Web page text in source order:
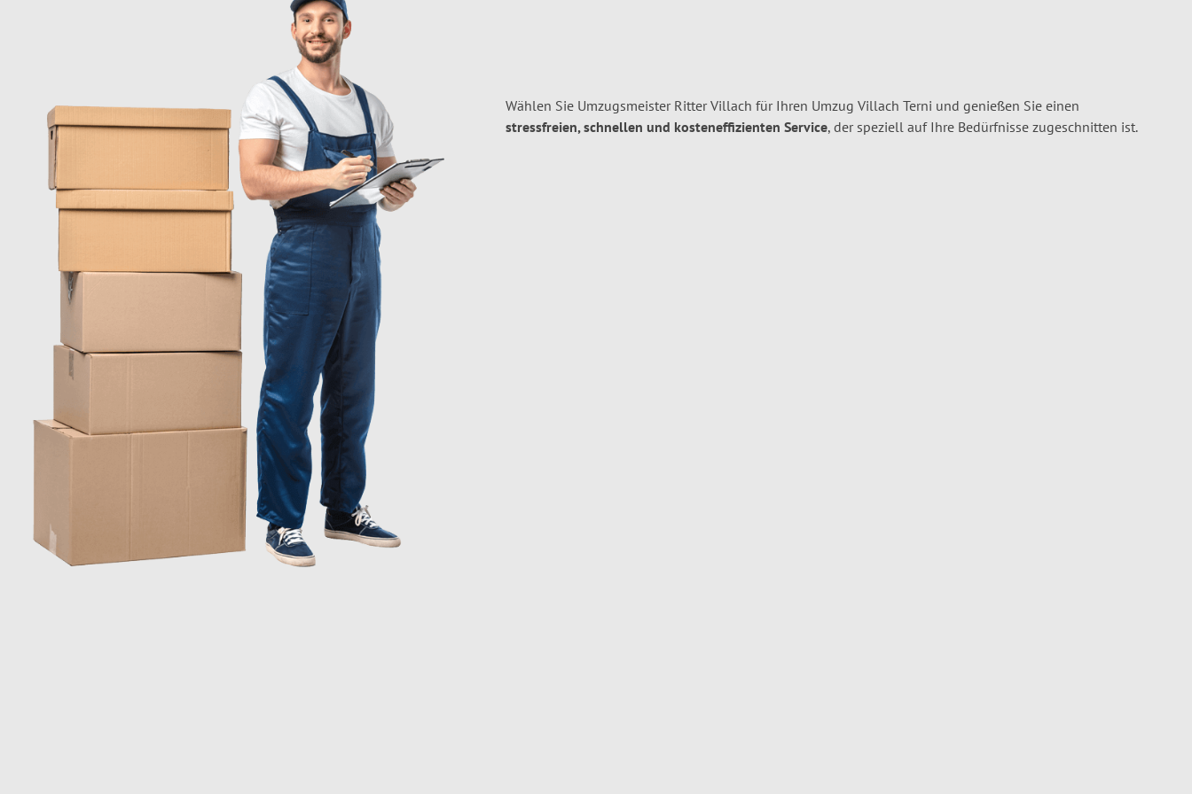
Wählen Sie Umzugsmeister Ritter Villach für Ihren Umzug Villach Terni und genießen Sie einen
stressfreien, schnellen und kosteneffizienten Service, der speziell auf Ihre Bedürfnisse zugeschnitten ist.